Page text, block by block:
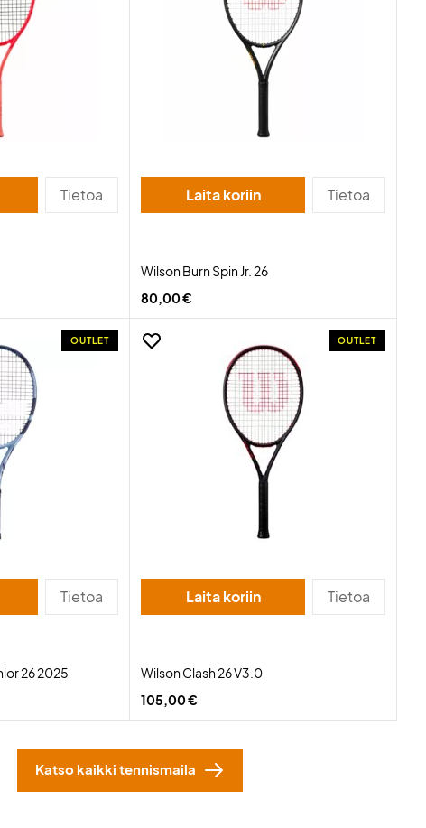
Tietoa Laita koriin Tietoa
Wilson Burn Spin Jr. 26
80,00 €
OUTLET
Tietoa
26 2025
OUTLET
Laita koriin Tietoa
Wilson Clash 26 V3.0
105,00 €
Katso kaikki tennismaila